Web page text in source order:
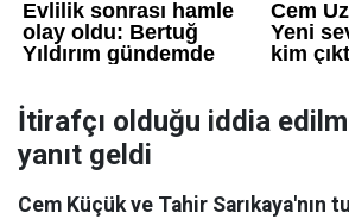
İtirafçı olduğu iddia
yanıt geldi
Cem Küçük ve Tahir Sarıkaya'nın